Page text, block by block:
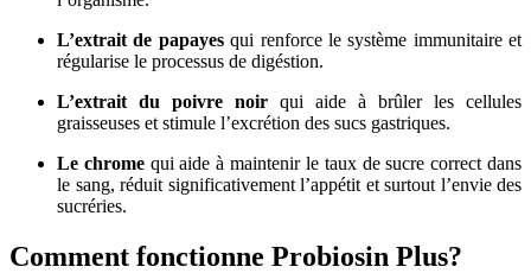
L’extrait de papayesqui renforce le système immunitaire et
régularise le processus de digéstion.
L’extrait du poivre noir qui aide à brûler les cellules
graisseuses et stimule l’excrétion des sucs gastriques.
Le chromequi aide à maintenir le taux de sucre correct dans
le sang, réduit significativement l’appétit et surtout l’envie des
sucréries.
Comment fonctionne Probiosin Plus?